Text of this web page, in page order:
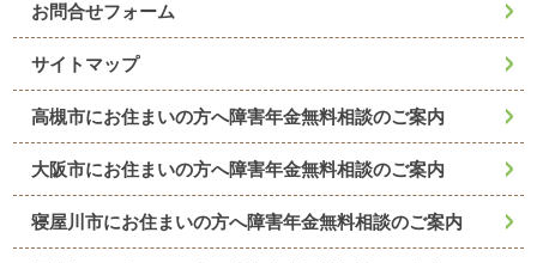
お問合せフォーム
サイトマップ
高槻市にお住まいの方へ障害年金無料相談のご案内
大阪市にお住まいの方へ障害年金無料相談のご案内
寝屋川市にお住まいの方へ障害年金無料相談のご案内